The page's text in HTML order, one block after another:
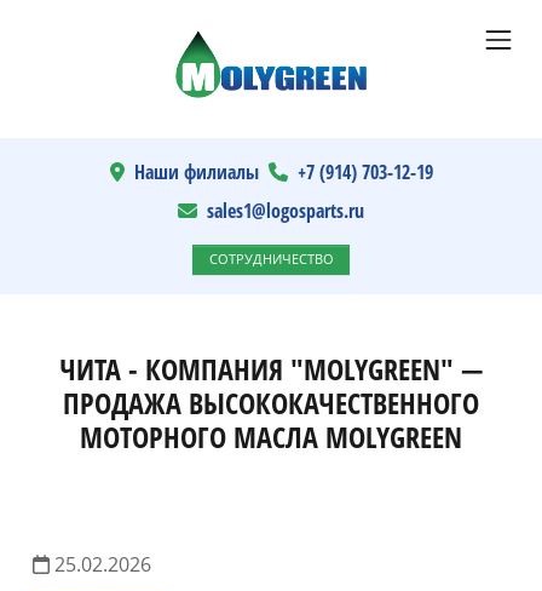
Наши филиалы
+7 (914) 703-12-19
sales1@logosparts.ru
СОТРУДНИЧЕСТВО
ЧИТА - КОМПАНИЯ "MOLYGREEN" —
ПРОДАЖА ВЫСОКОКАЧЕСТВЕННОГО
МОТОРНОГО МАСЛА MOLYGREEN
25.02.2026